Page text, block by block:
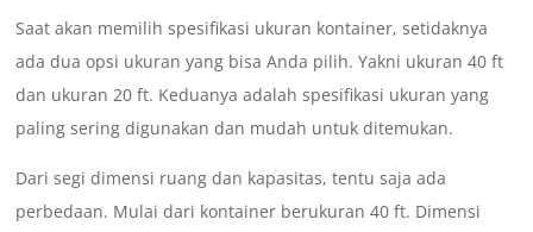
Saat akan memilih spesifikasi ukuran kontainer, setidaknya
ada dua opsi ukuran yang bisa Anda pilih. Yakni ukuran 40 ft
dan ukuran 20 ft. Keduanya adalah spesifikasi ukuran yang
paling sering digunakan dan mudah untuk ditemukan.
Dari segi dimensi ruang dan kapasitas, tentu saja ada
perbedaan. Mulai dari kontainer berukuran 40 ft. Dimensi